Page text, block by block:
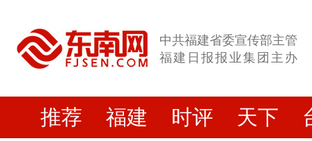
中共福建省委宣传部主管
福建日报报业集团主办
推荐 福建 时评 天下